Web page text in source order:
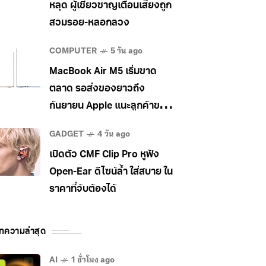
หลุด ผู้เชี่ยวชาญเตือนเสี่ยงถูก
สวมรอย-หลอกลวง
COMPUTER 5 วัน ago
MacBook Air M5 เริ่มขาด
ตลาด รอส่งของยาวถึง
กันยายน Apple แนะลูกค้าขยับ
GADGET 4 วัน ago
เปิดตัว CMF Clip Pro หูฟัง
Open-Ear ดีไซน์ล้ำ ใส่สบาย ใน
ราคาที่จับต้องได้
ความล่าสุด
AI 1 ชั่วโมง ago